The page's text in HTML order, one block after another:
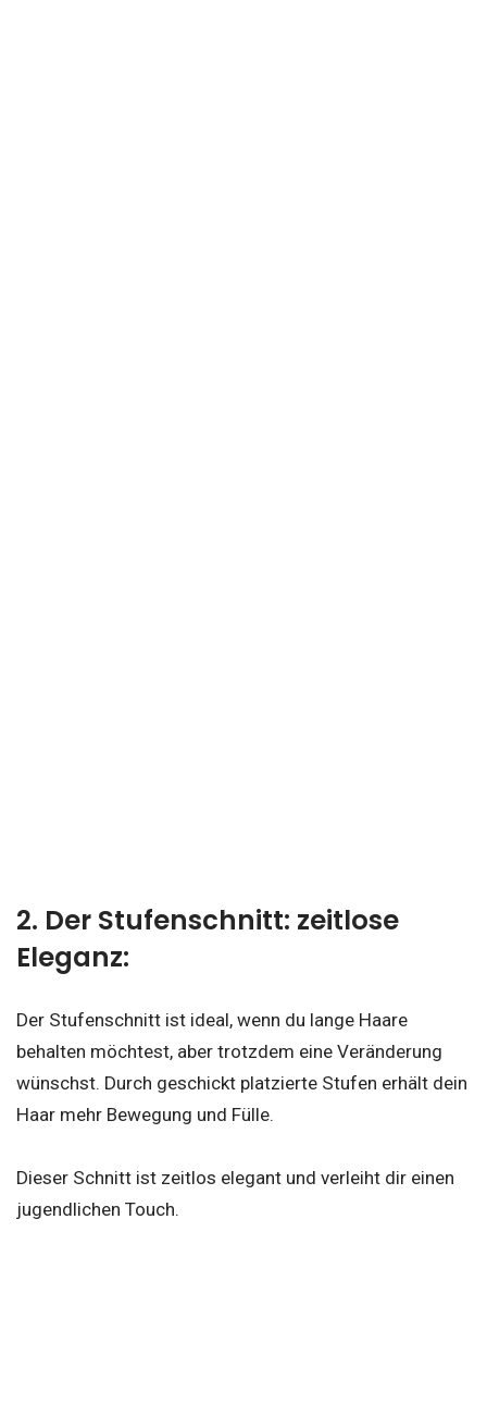
2. Der Stufenschnitt: zeitlose
Eleganz:
Der Stufenschnitt ist ideal, wenn du lange Haare
behalten möchtest, aber trotzdem eine Veränderung
wünschst. Durch geschickt platzierte Stufen erhält dein
Haar mehr Bewegung und Fülle.
Dieser Schnitt ist zeitlos elegant und verleiht dir einen
jugendlichen Touch.